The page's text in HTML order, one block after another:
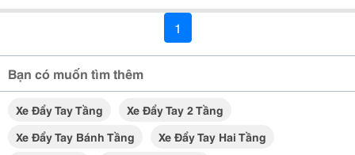
1
Bạn có muốn tìm thêm
Xe Đẩy Tay Tầng
Xe Đẩy Tay 2 Tầng
Xe Đẩy Tay Bánh Tầng
Xe Đẩy Tay Hai Tầng